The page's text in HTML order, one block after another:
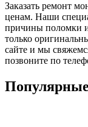
Заказать ремонт
ценам. Наши
причины поломки
только
сайте и мы
позвоните по